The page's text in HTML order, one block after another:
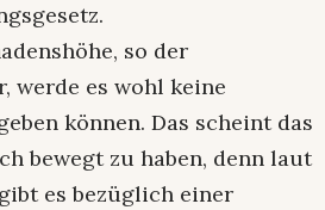
so der
werde es wohl keine
können. Das scheint das
bewegt zu haben, denn laut
es bezüglich einer